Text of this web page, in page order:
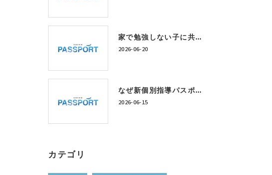
家で勉強しない子に共通する5つの特徴｜神戸市西区の個別指導塾が解説
2026-06-20
なぜ新個別指導パスポートは「定額制学び放題」なのか？
2026-06-15
カテゴリ